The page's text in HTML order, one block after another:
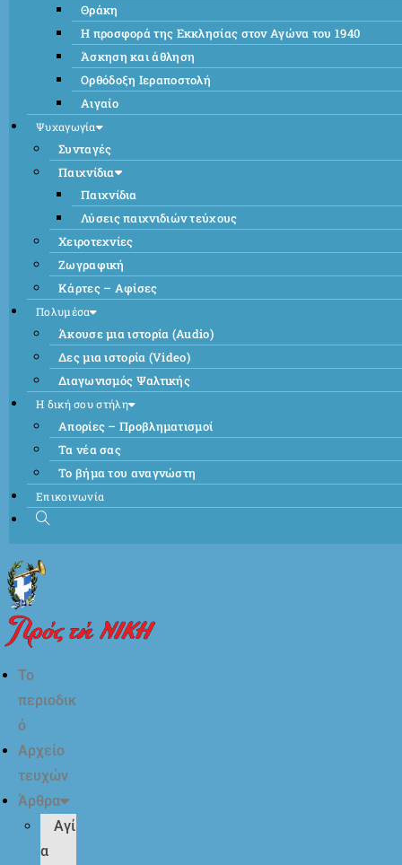
Θράκη
Η προσφορά της Εκκλησίας στον Αγώνα του 1940
Άσκηση και άθληση
Ορθόδοξη Ιεραποστολή
Αιγαίο
Ψυχαγωγία
Συνταγές
Παιχνίδια
Παιχνίδια
Λύσεις παιχνιδιών τεύχους
Χειροτεχνίες
Ζωγραφική
Κάρτες – Αφίσες
Πολυμέσα
Άκουσε μια ιστορία (Audio)
Δες μια ιστορία (Video)
Διαγωνισμός Ψαλτικής
Η δική σου στήλη
Απορίες – Προβληματισμοί
Τα νέα σας
Το βήμα του αναγνώστη
Επικοινωνία
Το
περιοδικ
ό
Αρχείο
τευχών
Άρθρα
Αγί
α